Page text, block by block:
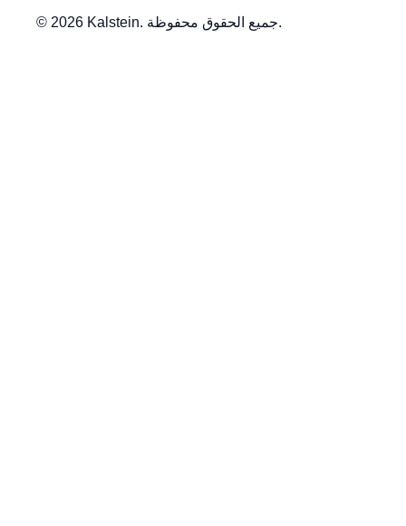
© 2026 Kalstein. جميع الحقوق محفوظة.